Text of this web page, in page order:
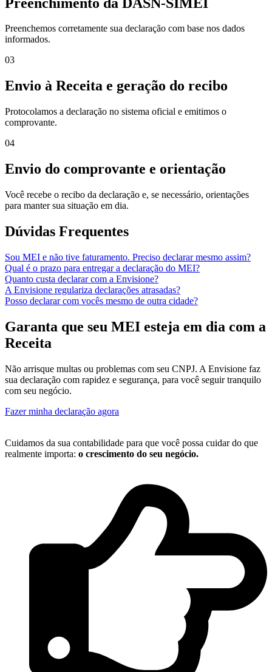
Preenchemos corretamente sua declaração com base nos dados
informados.
03
Envio à Receita e geração do recibo
Protocolamos a declaração no sistema oficial e emitimos o
comprovante.
04
Envio do comprovante e orientação
Você recebe o recibo da declaração e, se necessário, orientações
para manter sua situação em dia.
Dúvidas Frequentes
Sou MEI e não tive faturamento. Preciso declarar mesmo assim?
Qual é o prazo para entregar a declaração do MEI?
Quanto custa declarar com a Envisione?
A Envisione regulariza declarações atrasadas?
Posso declarar com vocês mesmo de outra cidade?
Garanta que seu MEI esteja em dia com a
Receita
Não arrisque multas ou problemas com seu CNPJ. A Envisione faz
sua declaração com rapidez e segurança, para você seguir tranquilo
com seu negócio.
Fazer minha declaração agora
Cuidamos da sua contabilidade para que você possa cuidar do que
realmente importa: o crescimento do seu negócio.